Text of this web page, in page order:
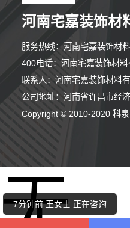
河南宅嘉装饰材
服务热线：河南宅嘉装饰材
400电话：河南宅嘉装饰材料
联系人：河南宅嘉装饰材料
Copyright © 2010-2020 科
5分钟前 吴女士 正在咨询
7分钟前 王女士 正在咨询
无